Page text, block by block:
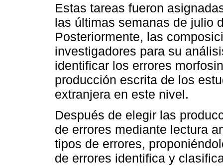
Estas tareas fueron
las últimas semanas de julio
Posteriormente, las
investigadores para su
identificar los errores
producción escrita de los
extranjera en este nivel.
Después de elegir las
de errores mediante lectura
tipos de errores,
de errores identifica y